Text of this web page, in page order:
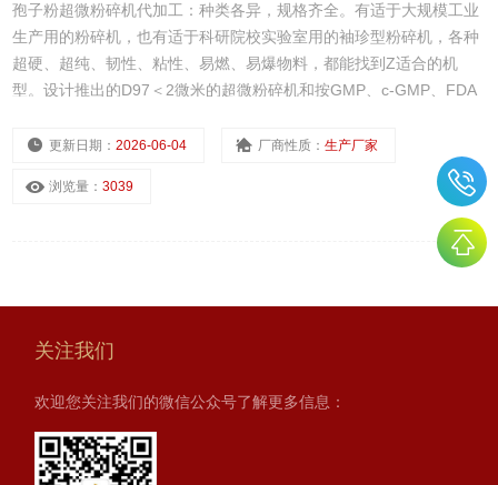
孢子粉超微粉碎机代加工：种类各异，规格齐全。有适于大规模工业
生产用的粉碎机，也有适于科研院校实验室用的袖珍型粉碎机，各种
超硬、超纯、韧性、粘性、易燃、易爆物料，都能找到Z适合的机
型。设计推出的D97＜2微米的超微粉碎机和按GMP、c-GMP、FDA
更新日期：2026-06-04 厂商性质：生产厂家
浏览量：3039
关注我们
欢迎您关注我们的微信公众号了解更多信息：